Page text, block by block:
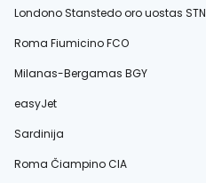
Londono Stanstedo oro uostas STN
Roma Fiumicino FCO
Milanas-Bergamas BGY
easyJet
Sardinija
Roma Čiampino CIA